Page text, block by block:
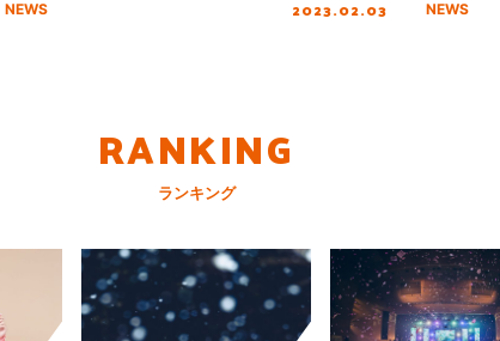
NEWS 2023.02.03 NEWS
RANKING
ランキング